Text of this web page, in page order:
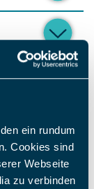
ein rundum
Cookies sind
Webseite
zu verbinden